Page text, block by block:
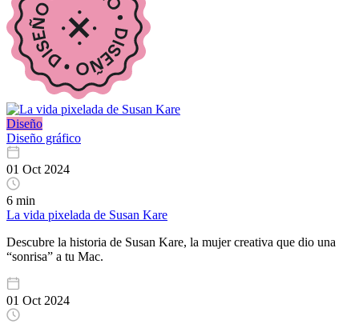
Diseño
Diseño gráfico
01 Oct 2024
6 min
La vida pixelada de Susan Kare
Descubre la historia de Susan Kare, la mujer creativa que dio una
“sonrisa” a tu Mac.
01 Oct 2024